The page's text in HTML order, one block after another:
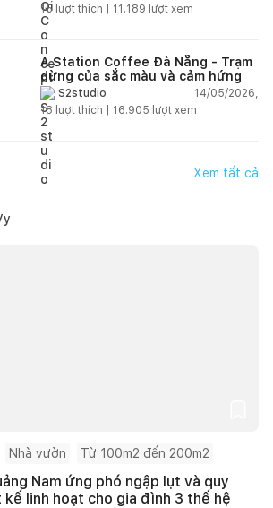
15 lượt thích | 11.189 lượt xem
A Station Coffee Đà Nẵng - Trạm
dừng của sắc màu và cảm hứng
S2studio
14/05/2026,
18 lượt thích | 16.905 lượt xem
Xem tất cả
Nhà vườn Từ 100m2 đến 200m2
Nam ứng phó ngập lụt và quy
linh hoạt cho gia đình 3 thế hệ